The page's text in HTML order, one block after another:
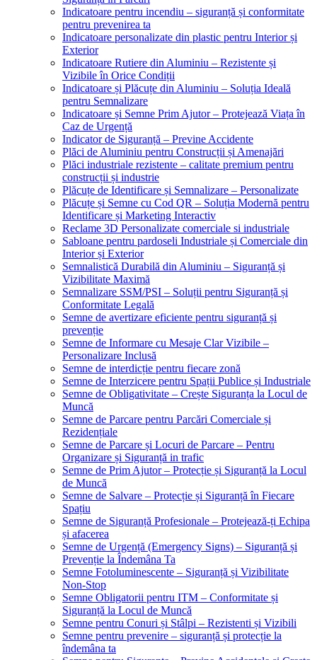
Indicatoare pentru incendiu – siguranță și conformitate
pentru prevenirea ta
Indicatoare personalizate din plastic pentru Interior și
Exterior
Indicatoare Rutiere din Aluminiu – Rezistente și
Vizibile în Orice Condiții
Indicatoare și Plăcuțe din Aluminiu – Soluția Ideală
pentru Semnalizare
Indicatoare și Semne Prim Ajutor – Protejează Viața în
Caz de Urgență
Indicator de Siguranță – Previne Accidente
Plăci de Aluminiu pentru Construcții și Amenajări
Plăci industriale rezistente – calitate premium pentru
construcții și industrie
Plăcuțe de Identificare și Semnalizare – Personalizate
Plăcuțe și Semne cu Cod QR – Soluția Modernă pentru
Identificare și Marketing Interactiv
Reclame 3D Personalizate comerciale si industriale
Sabloane pentru pardoseli Industriale și Comerciale din
Interior și Exterior
Semnalistică Durabilă din Aluminiu – Siguranță și
Vizibilitate Maximă
Semnalizare SSM/PSI – Soluții pentru Siguranță și
Conformitate Legală
Semne de avertizare eficiente pentru siguranță și
prevenție
Semne de Informare cu Mesaje Clar Vizibile –
Personalizare Inclusă
Semne de interdicție pentru fiecare zonă
Semne de Interzicere pentru Spații Publice și Industriale
Semne de Obligativitate – Crește Siguranța la Locul de
Muncă
Semne de Parcare pentru Parcări Comerciale și
Rezidențiale
Semne de Parcare și Locuri de Parcare – Pentru
Organizare și Siguranță in trafic
Semne de Prim Ajutor – Protecție și Siguranță la Locul
de Muncă
Semne de Salvare – Protecție și Siguranță în Fiecare
Spațiu
Semne de Siguranță Profesionale – Protejează-ți Echipa
și afacerea
Semne de Urgență (Emergency Signs) – Siguranță și
Prevenție la Îndemâna Ta
Semne Fotoluminescente – Siguranță și Vizibilitate
Non-Stop
Semne Obligatorii pentru ITM – Conformitate și
Siguranță la Locul de Muncă
Semne pentru Conuri și Stâlpi – Rezistenti și Vizibili
Semne pentru prevenire – siguranță și protecție la
îndemâna ta